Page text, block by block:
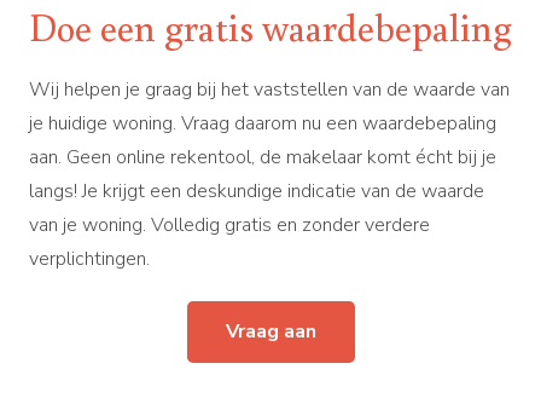
Doe een gratis waardebepaling
Wij helpen je graag bij het vaststellen van de waarde van
je huidige woning. Vraag daarom nu een waardebepaling
aan. Geen online rekentool, de makelaar komt écht bij je
langs! Je krijgt een deskundige indicatie van de waarde
van je woning. Volledig gratis en zonder verdere
verplichtingen.
Vraag aan